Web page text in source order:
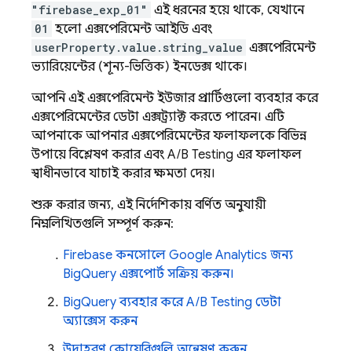
"firebase_exp_01" এই ধরনের হয়ে থাকে, যেখানে
01 হলো এক্সপেরিমেন্ট আইডি এবং
userProperty.value.string_value এক্সপেরিমেন্ট
ভ্যারিয়েন্টের (শূন্য-ভিত্তিক) ইনডেক্স থাকে।
আপনি এই এক্সপেরিমেন্ট ইউজার প্রপার্টিগুলো ব্যবহার করে
এক্সপেরিমেন্টের ডেটা এক্সট্র্যাক্ট করতে পারেন। এটি
আপনাকে আপনার এক্সপেরিমেন্টের ফলাফলকে বিভিন্ন
উপায়ে বিশ্লেষণ করার এবং A/B Testing এর ফলাফল
স্বাধীনভাবে যাচাই করার ক্ষমতা দেয়।
শুরু করার জন্য, এই নির্দেশিকায় বর্ণিত অনুযায়ী
নিম্নলিখিতগুলি সম্পূর্ণ করুন:
Firebase কনসোলে Google Analytics জন্য
BigQuery এক্সপোর্ট সক্রিয় করুন।
BigQueryব্যবহার করেA/B Testing ডেটা
অ্যাক্সেস করুন